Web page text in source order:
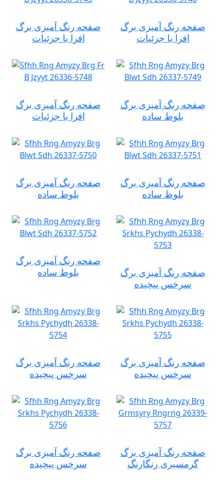
صفحه رنگ آمیزی برگ
افرا با جزئیات
صفحه رنگ آمیزی برگ
افرا با جزئیات
صفحه رنگ آمیزی برگ
افرا با جزئیات
صفحه رنگ آمیزی برگ
بلوط ساده
صفحه رنگ آمیزی برگ
بلوط ساده
صفحه رنگ آمیزی برگ
بلوط ساده
صفحه رنگ آمیزی برگ
بلوط ساده
صفحه رنگ آمیزی برگ
سرخس پیچیده
صفحه رنگ آمیزی برگ
سرخس پیچیده
صفحه رنگ آمیزی برگ
سرخس پیچیده
صفحه رنگ آمیزی برگ
سرخس پیچیده
صفحه رنگ آمیزی برگ
گرمسیری رنگارنگ